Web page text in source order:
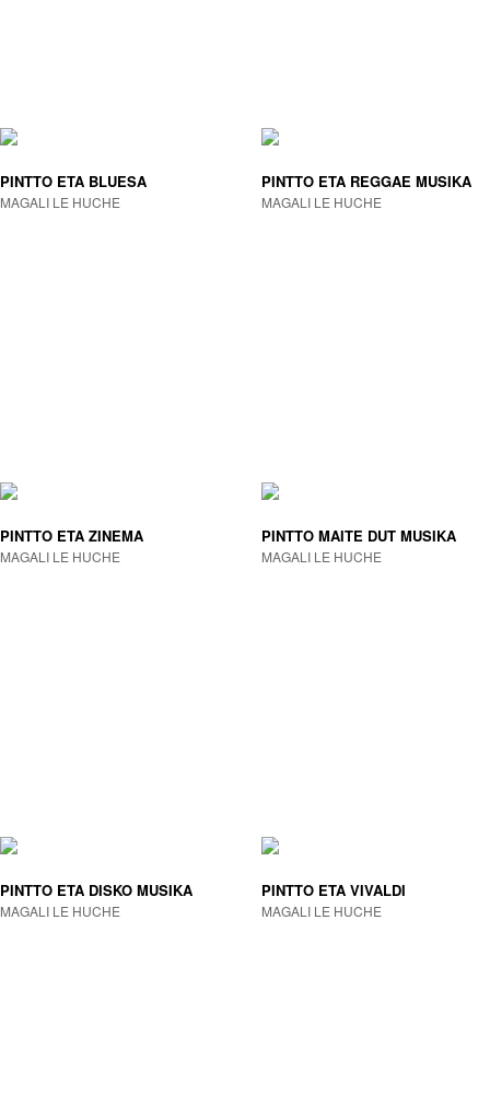
PINTTO ETA BLUESA
MAGALI LE HUCHE
PINTTO ETA REGGAE MUSIKA
MAGALI LE HUCHE
PINTTO ETA ZINEMA
MAGALI LE HUCHE
PINTTO MAITE DUT MUSIKA
MAGALI LE HUCHE
PINTTO ETA DISKO MUSIKA
MAGALI LE HUCHE
PINTTO ETA VIVALDI
MAGALI LE HUCHE